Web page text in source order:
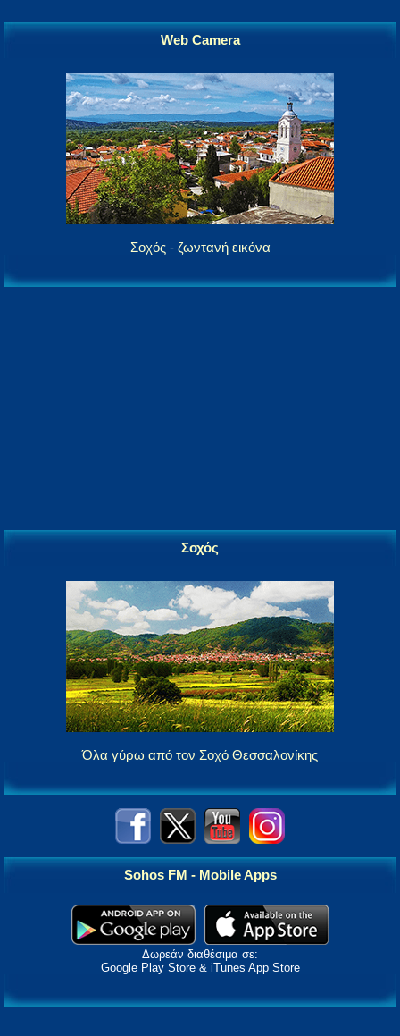
Web Camera
Σοχός - ζωντανή εικόνα
Σοχός
Όλα γύρω από τον Σοχό Θεσσαλονίκης
Sohos FM - Mobile Apps
Δωρεάν διαθέσιμα σε:
Google Play Store & iTunes App Store